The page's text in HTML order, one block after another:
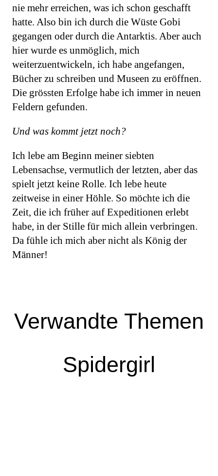
nie mehr erreichen, was ich schon geschafft
hatte. Also bin ich durch die Wüste Gobi
gegangen oder durch die Antarktis. Aber auch
hier wurde es unmöglich, mich
weiterzuentwickeln, ich habe angefangen,
Bücher zu schreiben und Museen zu eröffnen.
Die grössten Erfolge habe ich immer in neuen
Feldern gefunden.
Und was kommt jetzt noch?
Ich lebe am Beginn meiner siebten
Lebensachse, vermutlich der letzten, aber das
spielt jetzt keine Rolle. Ich lebe heute
zeitweise in einer Höhle. So möchte ich die
Zeit, die ich früher auf Expeditionen erlebt
habe, in der Stille für mich allein verbringen.
Da fühle ich mich aber nicht als König der
Männer!
Verwandte Themen
Spidergirl